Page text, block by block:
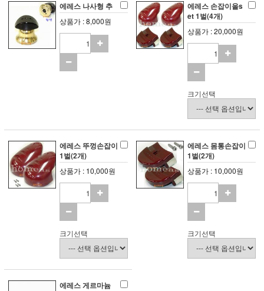
에레스 나사형 추
상품가 : 8,000원
에레스 손잡이올s
et 1벌(4개)
상품가 : 20,000원
크기선택
에레스 뚜껑손잡이
1벌(2개)
상품가 : 10,000원
크기선택
에레스 몸통손잡이
1벌(2개)
상품가 : 10,000원
크기선택
에레스 게르마늄